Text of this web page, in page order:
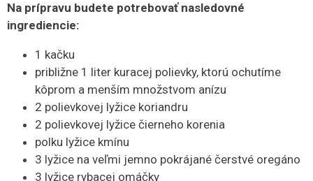
Na prípravu budete potrebovať nasledovné
ingrediencie:
1 kačku
približne 1 liter kuracej polievky, ktorú ochutíme
kôprom a menším množstvom anízu
2 polievkovej lyžice koriandru
2 polievkovej lyžice čierneho korenia
polku lyžice kmínu
3 lyžice na veľmi jemno pokrájané čerstvé oregáno
3 lyžice rybacej omáčky